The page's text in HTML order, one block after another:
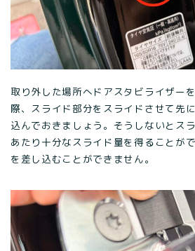
取り外した場所へドアスタビライザー
際、スライド部分をスライドさせて先
込んでおきましょう。そうしないとス
あたり十分なスライド量を得ることが
を差し込むことができません。